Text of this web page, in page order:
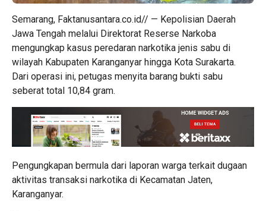
Semarang, Faktanusantara.co.id// — Kepolisian Daerah
Jawa Tengah melalui Direktorat Reserse Narkoba
mengungkap kasus peredaran narkotika jenis sabu di
wilayah Kabupaten Karanganyar hingga Kota Surakarta.
Dari operasi ini, petugas menyita barang bukti sabu
seberat total 10,84 gram.
Pengungkapan bermula dari laporan warga terkait dugaan
aktivitas transaksi narkotika di Kecamatan Jaten,
Karanganyar.